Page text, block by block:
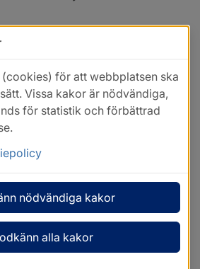
för att webbplatsen ska
Vissa kakor är nödvändiga,
för statistik och förbättrad
nödvändiga kakor
alla kakor